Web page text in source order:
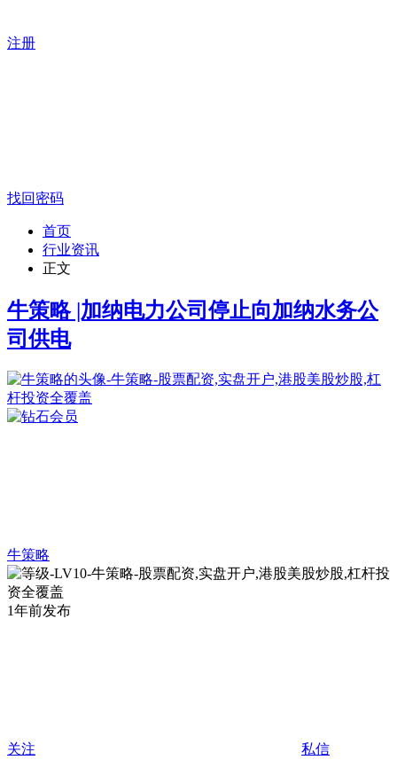
注册
找回密码
首页
行业资讯
正文
牛策略 |加纳电力公司停止向加纳水务公
司供电
牛策略
1年前发布
关注 私信